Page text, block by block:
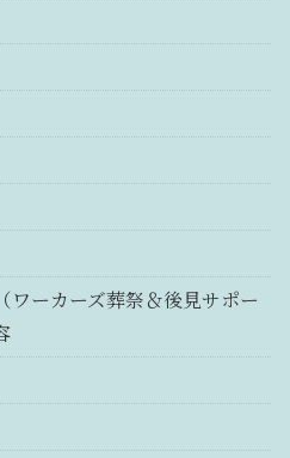
ワーカーズ葬祭＆後見サポー